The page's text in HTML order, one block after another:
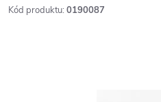
Kód produktu: 0190087